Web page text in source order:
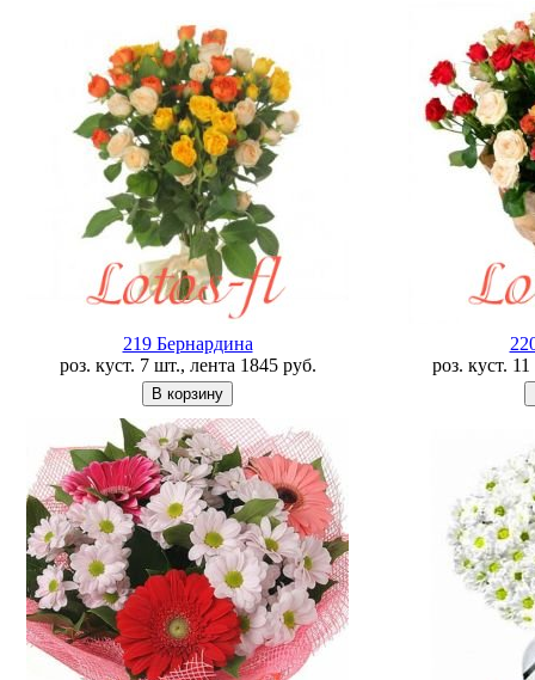
219 Бернардина
роз. куст. 7 шт., лента 1845 руб.
роз. куст.